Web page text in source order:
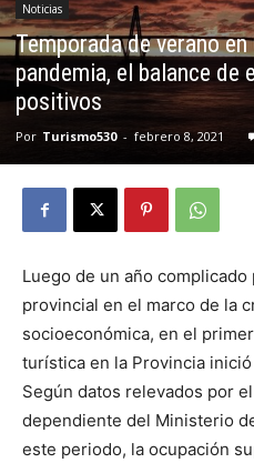
Noticias
Temporada de verano
pandemia, el balance
positivos
Por Turismo530 - febrero 8, 2021
Luego de un año
provincial en el marco de la
socioeconómica, en el
turística en la Provincia
Según datos relevados por
dependiente del Ministerio
este periodo, la ocupación